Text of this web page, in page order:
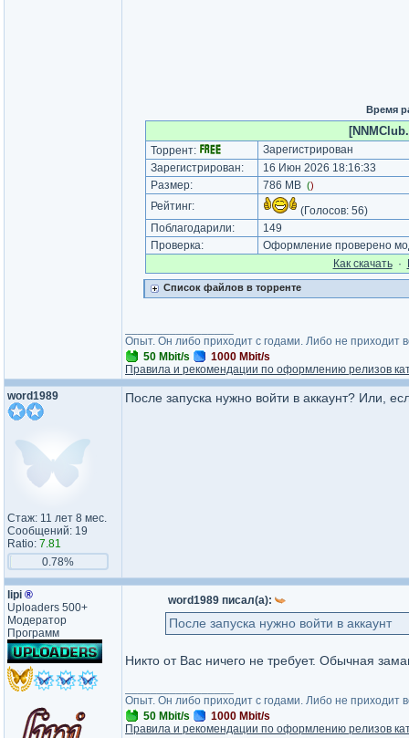
Время
Торрент:
Зарегистрирован
Зарегистрирован:
16 Июн 2026 18:16:33
Размер:
786 MB ()
Рейтинг: (Голосов: 56)
Поблагодарили:
149
Проверка:
Оформление проверено
Как cкачать·
Список файлов в торренте
Опыт. Он либо приходит с годами. Либо не приходит
50 Mbit/s
1000 Mbit/s
Правила и рекомендации по оформлению релизов
word1989
Стаж: 11 лет 8 мес.
Сообщений: 19
Ratio: 7.81
0.78%
После запуска нужно войти в аккаунт? Или,
lipi ®
Uploaders 500+
Модератор
Программ
word1989 писал(а):
После запуска нужно войти в аккаунт
Никто от Вас ничего не требует. Обычная
Опыт. Он либо приходит с годами. Либо не приходит
50 Mbit/s
1000 Mbit/s
Правила и рекомендации по оформлению релизов